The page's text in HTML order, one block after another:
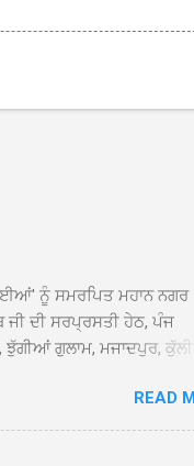
ਨੂੰ ਸਮਰਪਿਤ ਮਹਾਨ ਨਗਰ
ਜੀ ਦੀ ਸਰਪ੍ਰਸਤੀ ਹੇਠ, ਪੰਜ
ਗੁਲਾਮ, ਮਜਾਦਪੁਰ,
ਵਿਖੇ ਪਹੁੰਚਣ ’ਤੇ ਮੁੱਖ
ਕੀਤਾ ਗਿਆ। ਗੁਰਦੁਆਰਾ ਸ੍ਰੀ
ਸਾਹਿਬਾਨ ਤੇ ਨਗਰ ਕੀਰਤਨ
READ